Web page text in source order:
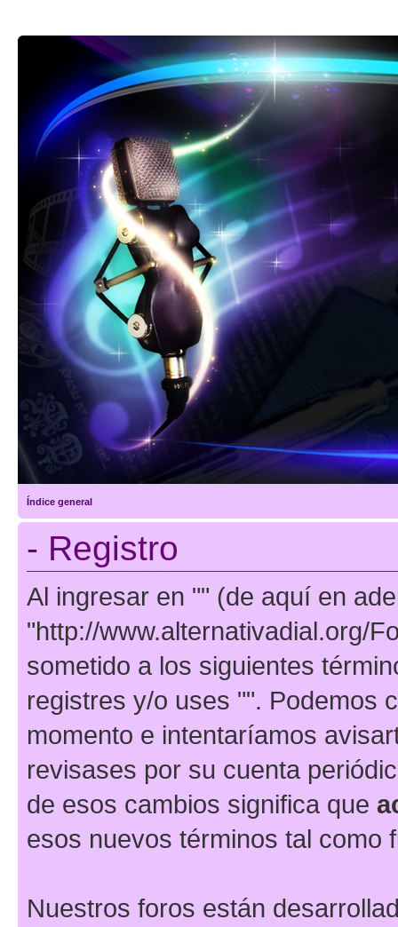
Índice general
- Registro
Al ingresar en "" (de aquí en
"http://www.alternativadial.org/
sometido a los siguientes
registres y/o uses "". Podemos
momento e intentaríamos
revisases por su cuenta
de esos cambios significa que
esos nuevos términos tal como
Nuestros foros están